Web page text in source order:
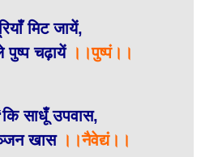
मिट जायें,
पुष्प चढ़ायें ।।पुष्पं।।
साधूँ उपवास,
खास ।।नैवेद्यं।।